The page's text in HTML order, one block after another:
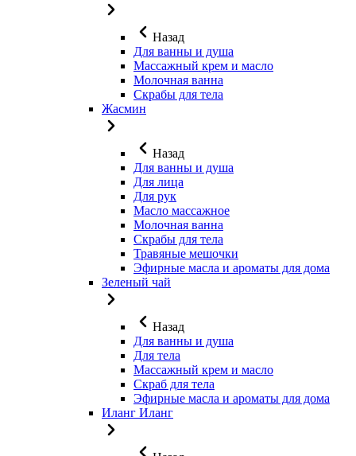
Назад
Для ванны и душа
Массажный крем и масло
Молочная ванна
Скрабы для тела
Жасмин
Назад
Для ванны и душа
Для лица
Для рук
Масло массажное
Молочная ванна
Скрабы для тела
Травяные мешочки
Эфирные масла и ароматы для дома
Зеленый чай
Назад
Для ванны и душа
Для тела
Массажный крем и масло
Скраб для тела
Эфирные масла и ароматы для дома
Иланг Иланг